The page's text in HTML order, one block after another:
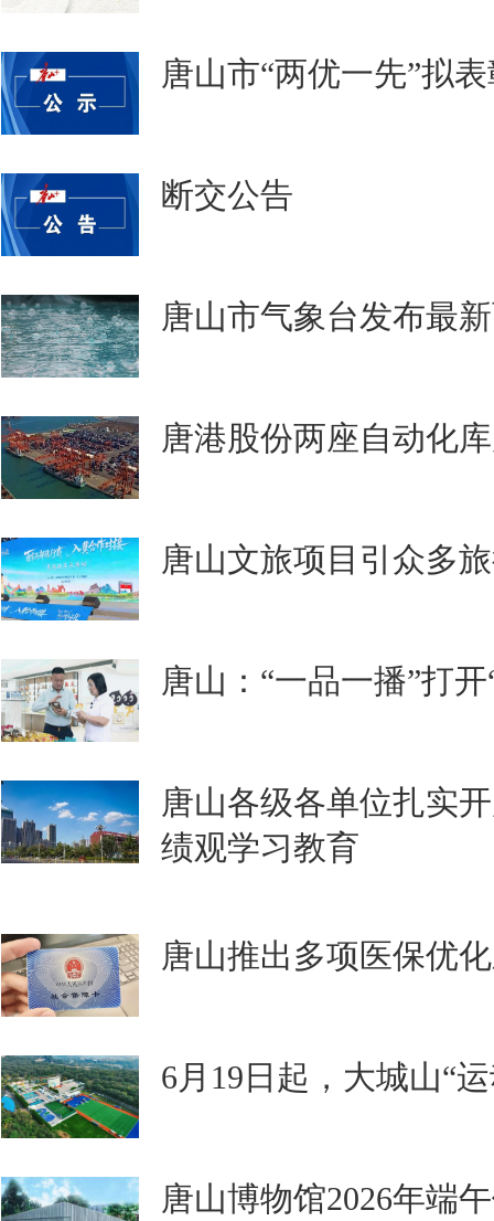
唐山市“两优一先”拟
断交公告
唐山市气象台发布最
唐港股份两座自动化
唐山文旅项目引众多
唐山：“一品一播”打
唐山各级各单位扎实
绩观学习教育
唐山推出多项医保优
6月19日起，大城山“
唐山博物馆2026年端